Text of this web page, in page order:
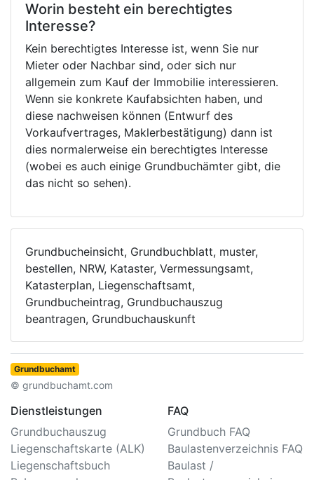
Worin besteht ein berechtigtes
Interesse?
Kein berechtigtes Interesse ist, wenn Sie nur
Mieter oder Nachbar sind, oder sich nur
allgemein zum Kauf der Immobilie interessieren.
Wenn sie konkrete Kaufabsichten haben, und
diese nachweisen können (Entwurf des
Vorkaufvertrages, Maklerbestätigung) dann ist
dies normalerweise ein berechtigtes Interesse
(wobei es auch einige Grundbuchämter gibt, die
das nicht so sehen).
Grundbucheinsicht, Grundbuchblatt, muster,
bestellen, NRW, Kataster, Vermessungsamt,
Katasterplan, Liegenschaftsamt,
Grundbucheintrag, Grundbuchauszug
beantragen, Grundbuchauskunft
Grundbuchamt
© grundbuchamt.com
Dienstleistungen
Grundbuchauszug
Liegenschaftskarte (ALK)
Liegenschaftsbuch
FAQ
Grundbuch FAQ
Baulastenverzeichnis FAQ
Baulast /